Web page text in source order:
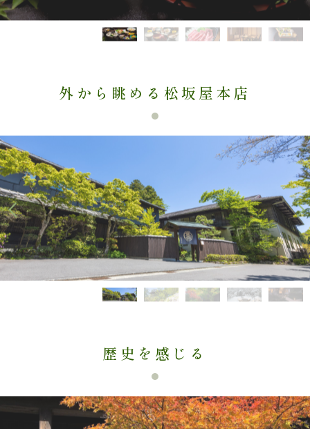
外から眺める松坂屋本店
歴史を感じる